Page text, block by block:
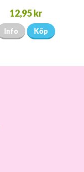
12,95 kr
Info Köp